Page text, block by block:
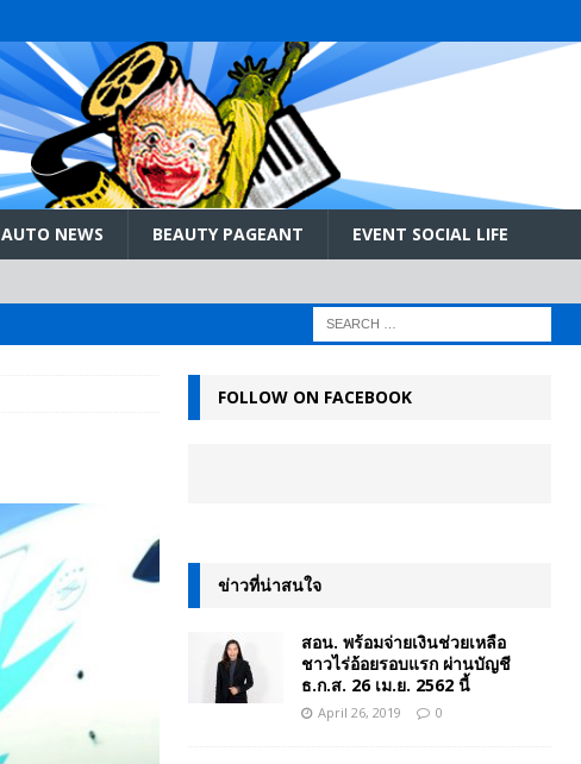
AUTO NEWS BEAUTY PAGEANT EVENT SOCIAL LIFE
FOLLOW ON FACEBOOK
ข่าวที่น่าสนใจ
สอน. พร้อมจ่ายเงินช่วยเหลือ
ชาวไร่อ้อยรอบแรก ผ่านบัญชี
ธ.ก.ส. 26 เม.ย. 2562 นี้
April 26, 2019 0